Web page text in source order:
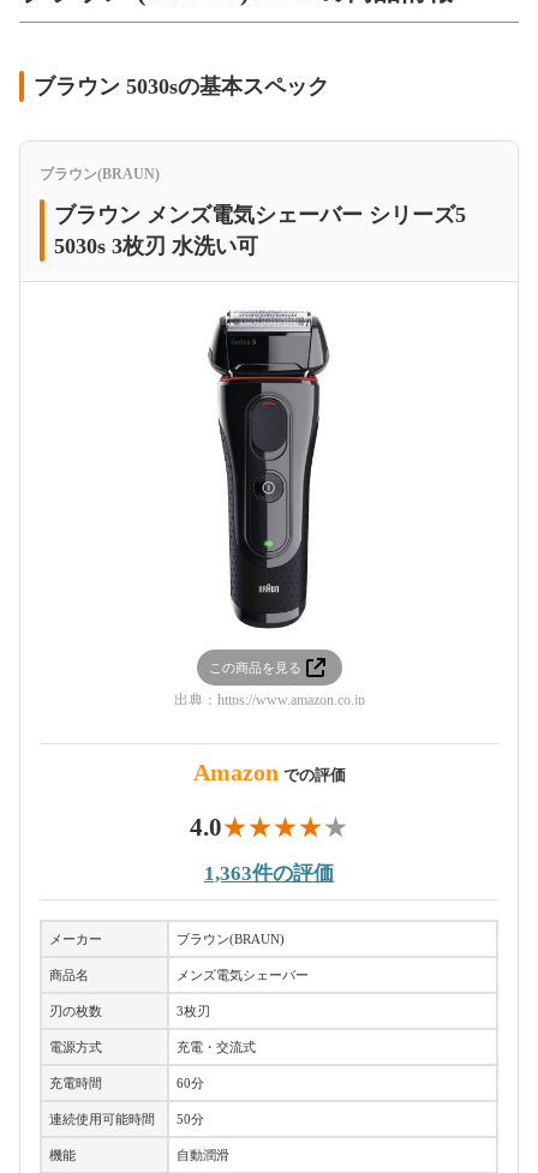
ブラウン 5030sの基本スペック
ブラウン(BRAUN)
ブラウン メンズ電気シェーバー シリーズ5
5030s 3枚刃 水洗い可
この商品を見る
出典： https://www.amazon.co.jp
Amazon での評価
4.0
1,363件の評価
メーカー ブラウン(BRAUN)
商品名 メンズ電気シェーバー
刃の枚数 3枚刃
電源方式 充電・交流式
充電時間 60分
連続使用可能時間 50分
機能 自動潤滑